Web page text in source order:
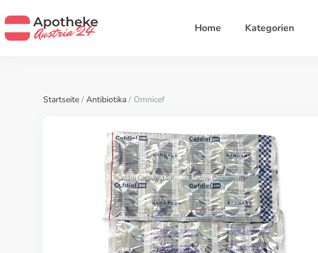
Home Kategorien
Startseite / Antibiotika / Omnicef